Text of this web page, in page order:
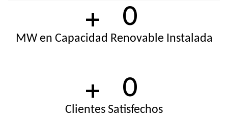
+ 0
MW en Capacidad Renovable Instalada
+ 0
Clientes Satisfechos